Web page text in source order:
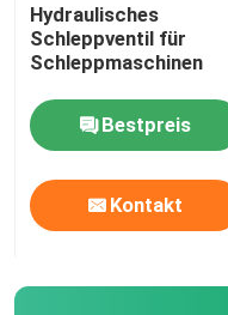
Hydraulisches
Schleppventil für
Schleppmaschinen
Bestpreis
Kontakt